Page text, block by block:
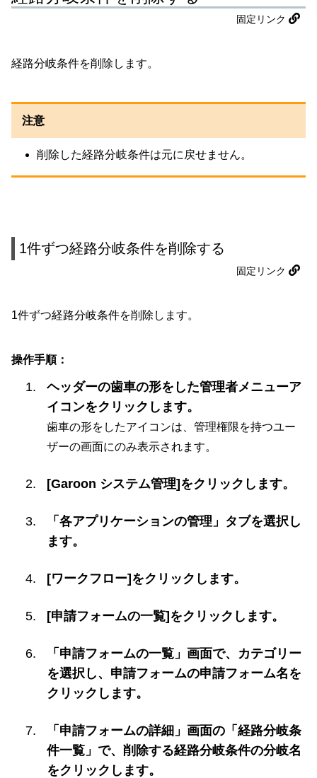
固定リンク
経路分岐条件を削除します。
注意
削除した経路分岐条件は元に戻せません。
1件ずつ経路分岐条件を削除する
固定リンク
1件ずつ経路分岐条件を削除します。
操作手順：
ヘッダーの歯車の形をした管理者メニューア
イコンをクリックします。
歯車の形をしたアイコンは、管理権限を持つユー
ザーの画面にのみ表示されます。
[Garoon システム管理]をクリックします。
「各アプリケーションの管理」タブを選択し
ます。
[ワークフロー]をクリックします。
[申請フォームの一覧]をクリックします。
「申請フォームの一覧」画面で、カテゴリー
を選択し、申請フォームの申請フォーム名を
クリックします。
「申請フォームの詳細」画面の「経路分岐条
件一覧」で、削除する経路分岐条件の分岐名
をクリックします。